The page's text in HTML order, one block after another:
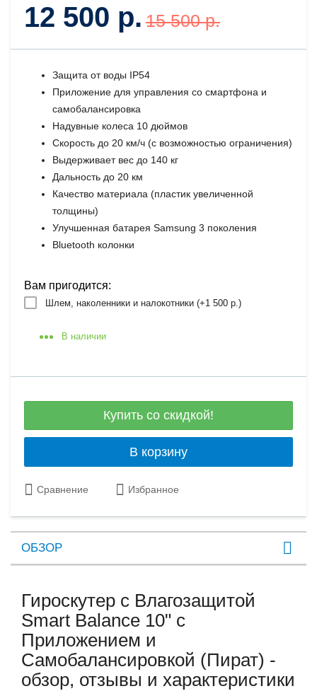
12 500 р. 15 500 р.
Защита от воды IP54
Приложение для управления со смартфона и
самобалансировка
Надувные колеса 10 дюймов
Скорость до 20 км/ч (с возможностью ограничения)
Выдерживает вес до 140 кг
Дальность до 20 км
Качество материала (пластик увеличенной
толщины)
Улучшенная батарея Samsung 3 поколения
Bluetooth колонки
Вам пригодится:
Шлем, наколенники и налокотники (+1 500 р.)
В наличии
Купить со скидкой!
В корзину
Сравнение Избранное
ОБЗОР
Гироскутер с Влагозащитой
Smart Balance 10" c
Приложением и
Самобалансировкой (Пират) -
обзор, отзывы и характеристики